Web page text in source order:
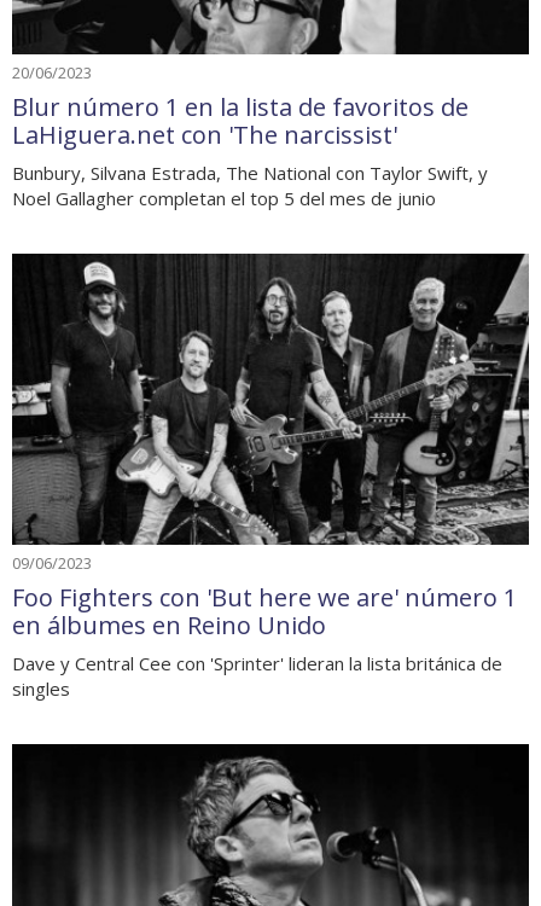
20/06/2023
Blur número 1 en la lista de favoritos de
LaHiguera.net con 'The narcissist'
Bunbury, Silvana Estrada, The National con Taylor Swift, y
Noel Gallagher completan el top 5 del mes de junio
09/06/2023
Foo Fighters con 'But here we are' número 1
en álbumes en Reino Unido
Dave y Central Cee con 'Sprinter' lideran la lista británica de
singles